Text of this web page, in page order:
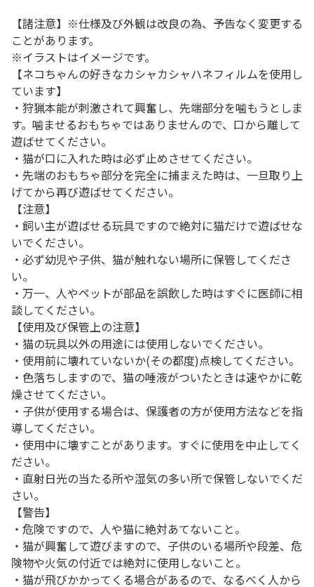
【諸注意】※仕様及び外観は改良の為、予告なく変更する
ことがあります。
※イラストはイメージです。
【ネコちゃんの好きなカシャカシャハネフィルムを使用し
ています】
・狩猟本能が刺激されて興奮し、先端部分を噛もうとしま
す。噛ませるおもちゃではありませんので、口から離して
遊ばせてください。
・猫が口に入れた時は必ず止めさせてください。
・先端のおもちゃ部分を完全に捕まえた時は、一旦取り上
げてから再び遊ばせてください。
【注意】
・飼い主が遊ばせる玩具ですので絶対に猫だけで遊ばせな
いでください。
・必ず幼児や子供、猫が触れない場所に保管してくださ
い。
・万一、人やペットが部品を誤飲した時はすぐに医師に相
談してください。
【使用及び保管上の注意】
・猫の玩具以外の用途には使用しないでください。
・使用前に壊れていないか(その都度)点検してください。
・色落ちしますので、猫の唾液がついたときは速やかに乾
燥させてください。
・子供が使用する場合は、保護者の方が使用方法などを指
導してください。
・使用中に壊すことがあります。すぐに使用を中止してく
ださい。
・直射日光の当たる所や湿気の多い所で保管しないでくだ
さい。
【警告】
・危険ですので、人や猫に絶対あてないこと。
・猫が興奮して遊びますので、子供のいる場所や段差、危
険物や火気の付近では絶対に使用しないこと。
・猫が飛びかかってくる場合があるので、なるべく人から